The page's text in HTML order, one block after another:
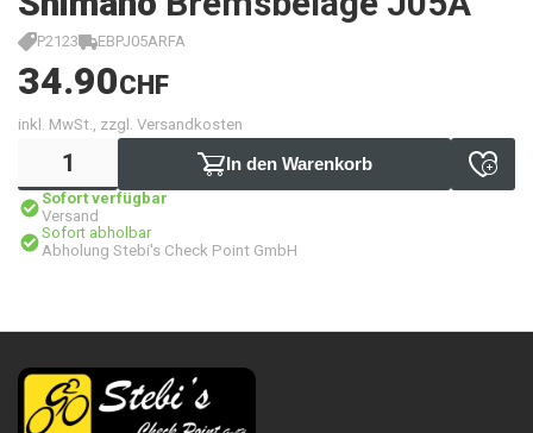
P2123 EBPJ05ARFA
34.90CHF
inkl. MwSt., zzgl. Versandkosten
In den Warenkorb
Sofort verfügbar
Versand
Sofort abholbar
Abholung Stebi's Check Point GmbH